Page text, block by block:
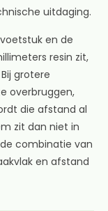
uitdaging.
en de
resin zit,
grotere
overbruggen,
die afstand al
zit dan niet in
combinatie van
en afstand